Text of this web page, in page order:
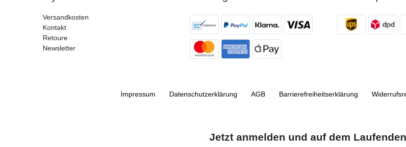
Versandkosten
Kontakt
Retoure
Newsletter
Impressum Daten­schutz­erklärung AGB Barrierefreiheitserklärung
Jetzt anmelden und auf dem